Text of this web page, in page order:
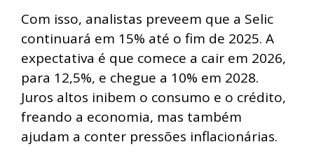
Com isso, analistas preveem que a Selic
continuará em 15% até o fim de 2025. A
expectativa é que comece a cair em 2026,
para 12,5%, e chegue a 10% em 2028.
Juros altos inibem o consumo e o crédito,
freando a economia, mas também
ajudam a conter pressões inflacionárias.